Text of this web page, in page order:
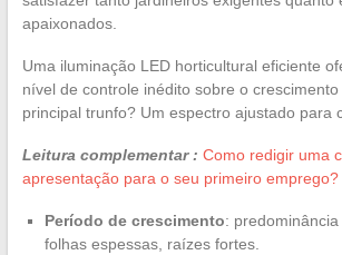
apaixonados.
Uma iluminação LED horticultural eficiente
nível de controle inédito sobre o
principal trunfo? Um espectro ajustado para
Leitura complementar : Como redigir uma
apresentação para o seu primeiro emprego?
Período de crescimento:
folhas espessas, raízes fortes.